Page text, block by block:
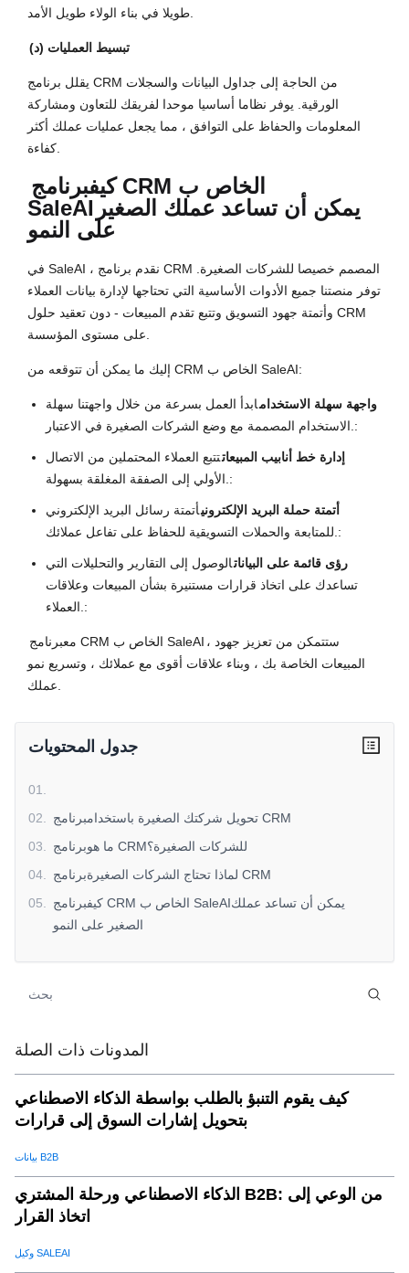
طويلا في بناء الولاء طويل الأمد.
(د) تبسيط العمليات
يقلل برنامج CRM من الحاجة إلى جداول البيانات والسجلات
الورقية. يوفر نظاما أساسيا موحدا لفريقك للتعاون ومشاركة
المعلومات والحفاظ على التوافق ، مما يجعل عمليات عملك أكثر
كفاءة.
كيفبرنامج CRM الخاص ب
SaleAI يمكن أن تساعد عملك الصغير
على النمو
في SaleAI ، نقدم برنامج CRM المصمم خصيصا للشركات الصغيرة.
توفر منصتنا جميع الأدوات الأساسية التي تحتاجها لإدارة بيانات العملاء
وأتمتة جهود التسويق وتتبع تقدم المبيعات - دون تعقيد حلول CRM
على مستوى المؤسسة.
إليك ما يمكن أن تتوقعه من CRM الخاص ب SaleAI:
واجهة سهلة الاستخدامابدأ العمل بسرعة من خلال واجهتنا سهلة
الاستخدام المصممة مع وضع الشركات الصغيرة في الاعتبار.:
إدارة خط أنابيب المبيعاتتتبع العملاء المحتملين من الاتصال
الأولي إلى الصفقة المغلقة بسهولة.:
أتمتة حملة البريد الإلكترونيأتمتة رسائل البريد الإلكتروني
للمتابعة والحملات التسويقية للحفاظ على تفاعل عملائك.:
رؤى قائمة على البياناتالوصول إلى التقارير والتحليلات التي
تساعدك على اتخاذ قرارات مستنيرة بشأن المبيعات وعلاقات
العملاء.:
مع برنامج CRM الخاص ب SaleAI ، ستتمكن من تعزيز جهود
المبيعات الخاصة بك ، وبناء علاقات أقوى مع عملائك ، وتسريع نمو
عملك.
جدول المحتويات
01
02
تحويل شركتك الصغيرة باستخدامبرنامج CRM
03
ما هوبرنامج CRMللشركات الصغيرة؟
04
لماذا تحتاج الشركات الصغيرةبرنامج CRM
05
كيفبرنامج CRM الخاص ب SaleAIيمكن أن تساعد عملك
الصغير على النمو
المدونات ذات الصلة
كيف يقوم التنبؤ بالطلب بواسطة الذكاء الاصطناعي
بتحويل إشارات السوق إلى قرارات
بيانات B2B
الذكاء الاصطناعي ورحلة المشتري B2B: من الوعي إلى
اتخاذ القرار
وكيل SALEAI